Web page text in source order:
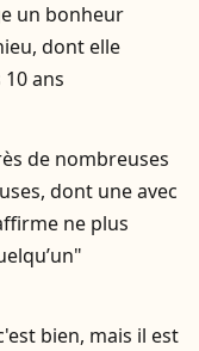
un bonheur
dont elle
ans
de nombreuses
dont une avec
ne plus
bien, mais il est